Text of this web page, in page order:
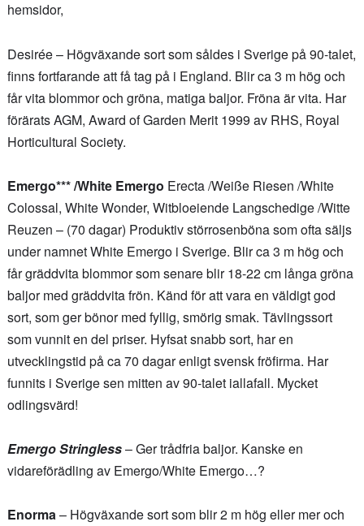
hemsidor,
Desirée – Högväxande sort som såldes i Sverige på 90-talet,
finns fortfarande att få tag på i England. Blir ca 3 m hög och
får vita blommor och gröna, matiga baljor. Fröna är vita. Har
förärats AGM, Award of Garden Merit 1999 av RHS, Royal
Horticultural Society.
Emergo***/White Emergo Erecta /Weiße Riesen /White
Colossal, White Wonder, Witbloeiende Langschedige /Witte
Reuzen – (70 dagar) Produktiv störrosenböna som ofta säljs
under namnet White Emergo i Sverige. Blir ca 3 m hög och
får gräddvita blommor som senare blir 18-22 cm långa gröna
baljor med gräddvita frön. Känd för att vara en väldigt god
sort, som ger bönor med fyllig, smörig smak. Tävlingssort
som vunnit en del priser. Hyfsat snabb sort, har en
utvecklingstid på ca 70 dagar enligt svensk fröfirma. Har
funnits i Sverige sen mitten av 90-talet iallafall. Mycket
odlingsvärd!
Emergo Stringless– Ger trådfria baljor. Kanske en
vidareförädling av Emergo/White Emergo…?
Enorma– Högväxande sort som blir 2 m hög eller mer och